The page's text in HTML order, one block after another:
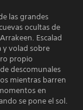
las grandes
ocultas de
Escalad
y volad sobre
propio
descomunales
mientras barren
en
se pone el sol.